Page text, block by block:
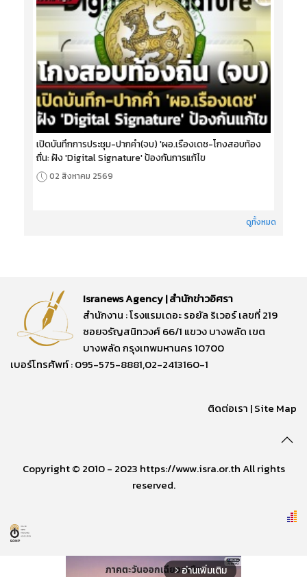
เปิดบันทึกการประชุม-ปากคำ(จบ) 'ผอ.เรืองเดช-โกงสอบท้อง
ถิ่น: ฝัง 'Digital Signature' ป้องกันการแก้ไข
02 สิงหาคม 2569
ดูทั้งหมด
Isranews Agency | สำนักข่าวอิศรา
สำนักงาน : โรงแรมเดอะ รอยัล ริเวอร์ เลขที่ 219
ซอยจรัญสนิทวงศ์ 66/1 แขวง บางพลัด เขต
บางพลัด กรุงเทพมหานคร 10700
เบอร์โทรศัพท์ : 095-575-8881,02-2413160-1
ติดต่อเรา |Site Map
Copyright © 2010 - 2023 https://www.isra.or.th All rights
reserved.
arrow_forward_ios อ่านเพิ่มเติม